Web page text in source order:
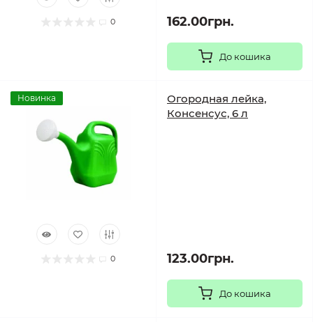
0 162.00грн.
До кошика
Новинка
0
Огородная лейка,
Консенсус, 6 л
123.00грн.
До кошика